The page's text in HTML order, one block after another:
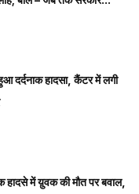
दर्दनाक हादसा, कैंटर में लगी
में य़ुवक की मौत पर बवाल,